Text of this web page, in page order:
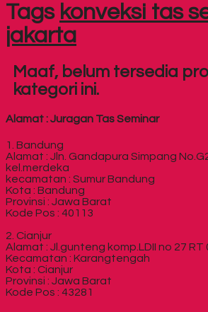
Tags konveksi tas
jakarta
Maaf, belum tersedia
kategori ini.
Alamat : Juragan Tas Seminar
1. Bandung
Alamat : Jln. Gandapura Simpang
kel.merdeka
kecamatan : Sumur Bandung
Kota : Bandung
Provinsi : Jawa Barat
Kode Pos : 40113
2. Cianjur
Alamat : Jl.gunteng komp.LDII no 27 RT
Kecamatan : Karangtengah
Kota : Cianjur
Provinsi : Jawa Barat
Kode Pos : 43281